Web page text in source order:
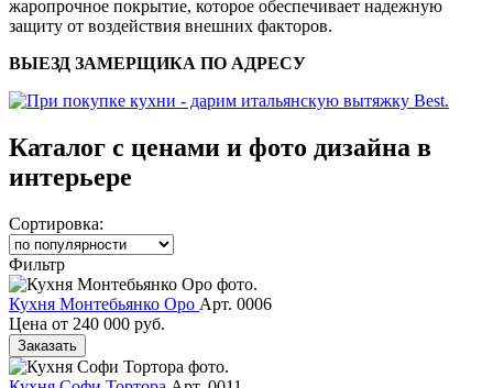
жаропрочное покрытие, которое обеспечивает надежную
защиту от воздействия внешних факторов.
ВЫЕЗД ЗАМЕРЩИКА ПО АДРЕСУ
Каталог с ценами и фото дизайна в
интерьере
Сортировка:
Фильтр
Кухня Монтебьянко Оро Арт. 0006
Цена от 240 000 руб.
Заказать